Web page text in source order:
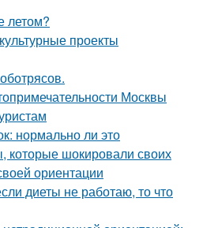
летом?
проекты
Москвы
нормально ли это
которые шокировали своих
ориентации
диеты не работаю, то что